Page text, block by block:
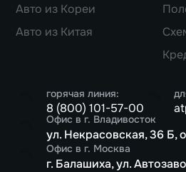
Авто из Кореи
Авто из Китая
горячая линия:
8 (800) 101-57-00
Офис в г. Владивосток
ул. Некрасовская, 36 Б,
Офис в г. Москва
г. Балашиха, ул.